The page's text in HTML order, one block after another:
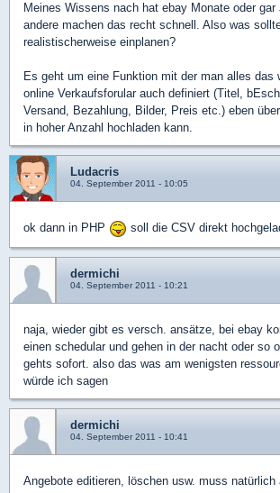
Meines Wissens nach hat ebay Monate oder gar
andere machen das recht schnell. Also was
realistischerweise einplanen?
Es geht um eine Funktion mit der man alles das
online Verkaufsforular auch definiert (Titel,
Versand, Bezahlung, Bilder, Preis etc.) eben
in hoher Anzahl hochladen kann.
Ludacris
04. September 2011 - 10:05
ok dann in PHP soll die CSV direkt
dermichi
04. September 2011 - 10:21
naja, wieder gibt es versch. ansätze, bei ebay
einen schedular und gehen in der nacht oder so
gehts sofort. also das was am wenigsten
würde ich sagen
dermichi
04. September 2011 - 10:41
Angebote editieren, löschen usw. muss